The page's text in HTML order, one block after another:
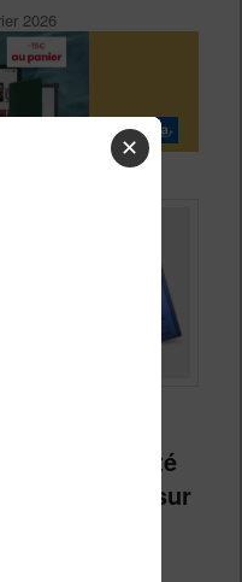
2026
récentes du
la possibilité
faites sur
dans le
✕